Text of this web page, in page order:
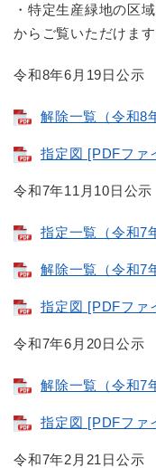
・特定生産緑地の区
からご覧いただけます
令和8年6月19日公示
解除一覧（令和8
指定図 [PDFファ
令和7年11月10日公
指定一覧（令和7
解除一覧（令和7
指定図 [PDFファ
令和7年6月20日公示
解除一覧（令和7
指定図 [PDFファ
令和7年2月21日公示